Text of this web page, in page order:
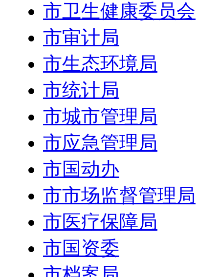
市卫生健康委员会
市审计局
市生态环境局
市统计局
市城市管理局
市应急管理局
市国动办
市市场监督管理局
市医疗保障局
市国资委